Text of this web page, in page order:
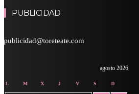
PUBLICIDAD
publicidad@toreteate.com
agosto 2026
L M X J V S D